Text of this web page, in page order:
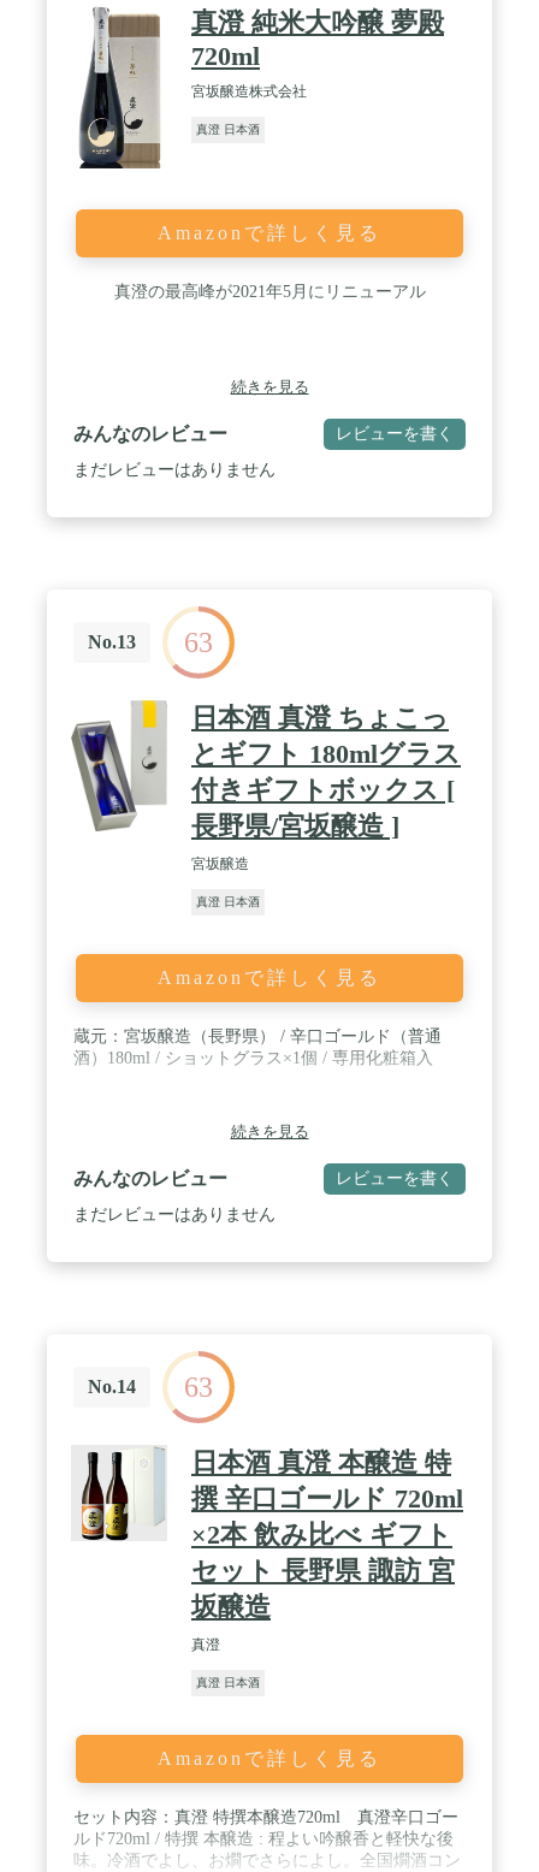
真澄 純米大吟醸 夢殿
720ml
宮坂醸造株式会社
真澄 日本酒
Amazonで詳しく見る
真澄の最高峰が2021年5月にリニューアル
続きを見る
みんなのレビュー レビューを書く
まだレビューはありません
No.13 63
日本酒 真澄 ちょこっ
とギフト 180mlグラス
付きギフトボックス [
長野県/宮坂醸造 ]
宮坂醸造
真澄 日本酒
Amazonで詳しく見る
蔵元：宮坂醸造（長野県） / 辛口ゴールド（普通
酒）180ml / ショットグラス×1個 / 専用化粧箱入
続きを見る
みんなのレビュー レビューを書く
まだレビューはありません
No.14 63
日本酒 真澄 本醸造 特
撰 辛口ゴールド 720ml
×2本 飲み比べ ギフト
セット 長野県 諏訪 宮
坂醸造
真澄
真澄 日本酒
Amazonで詳しく見る
セット内容：真澄 特撰本醸造720ml 真澄辛口ゴー
ルド720ml / 特撰 本醸造 : 程よい吟醸香と軽快な後
味。冷酒でよし、お燗でさらによし。全国燗酒コン